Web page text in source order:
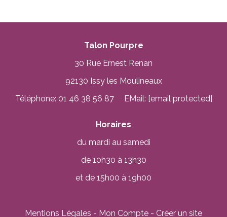
Talon Pourpre
30 Rue Ernest Renan
92130 Issy les Moulineaux
Téléphone: 01 46 38 56 87 EMail: [email protected]
Horaires
du mardi au samedi
de 10h30 à 13h30
et de 15h00 à 19h00
Mentions Légales Mon Compte Créer un site